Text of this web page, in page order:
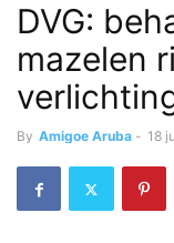
DVG:
mazelen
By Amigoe Aruba - 18